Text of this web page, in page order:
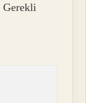
Gerekli